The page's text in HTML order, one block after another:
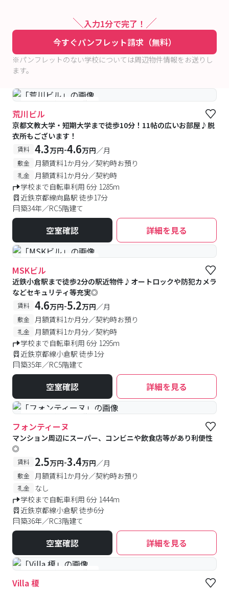
入力1分で完了！
今すぐパンフレット請求（無料）
※パンフレットのない学校については周辺物件情報をお送りし
ます。
#予約受付中 #空室待ち
荒川ビル
京都文教大学・短期大学まで徒歩10分！11帖の広いお部屋♪脱
衣所もございます！
賃料 4.3万円-4.6万円／月
敷金 月額賃料1か月分／契約時お預り
礼金
月額賃料1か月分／契約時
学校まで自転車利用 6分 1285m
近鉄京都線向島駅 徒歩17分
築34年／RC5階建て
空室確認 詳細を見る
#予約受付中 #空室待ち
MSKビル
近鉄小倉駅まで徒歩2分の駅近物件♪オートロックや防犯カメラ
などセキュリティ等充実◎
賃料 4.6万円-5.2万円／月
敷金 月額賃料1か月分／契約時お預り
礼金
月額賃料1か月分／契約時
学校まで自転車利用 6分 1295m
近鉄京都線小倉駅 徒歩1分
築35年／RC5階建て
空室確認 詳細を見る
#予約受付中 #空室待ち
フォンティーヌ
マンション周辺にスーパー、コンビニや飲食店等があり利便性
◎
賃料 2.5万円-3.4万円／月
敷金 月額賃料1か月分／契約時お預り
礼金
なし
学校まで自転車利用 6分 1444m
近鉄京都線小倉駅 徒歩6分
築36年／RC3階建て
空室確認 詳細を見る
#予約受付中 #空室待ち
Villa 榎